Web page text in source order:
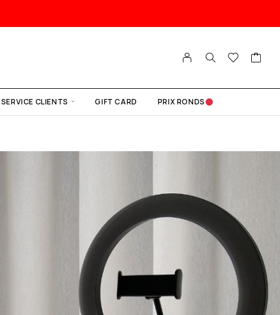
SERVICE CLIENTS GIFT CARD PRIX RONDS